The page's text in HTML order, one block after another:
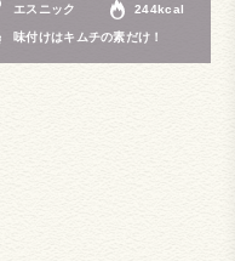
エスニック 244kcal
味付けはキムチの素だけ！